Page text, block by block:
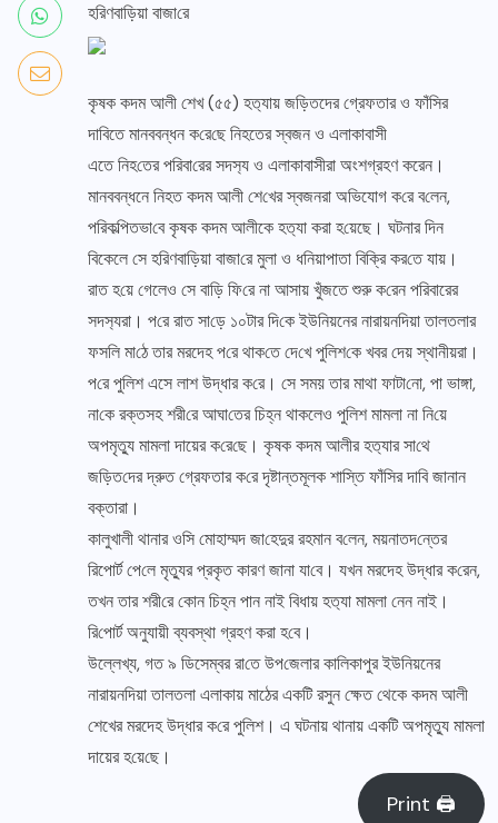
হ‌রিণবা‌ড়িয়া বাজা‌রে
কৃষক কদম আলী শেখ (৫৫) হত‌্যায় জ‌ড়ি‌তদের গ্রেফতার ও ফাঁসির
দাবিতে মানববন্ধন ক‌রে‌ছে নিহতের স্বজন ও এলাকাবাসী
এতে নি‌হ‌তের প‌রিবা‌রে‌র সদস‌্য ও এলাকাবাসীরা অংশগ্রহণ করেন।
মানববন্ধনে নিহত কদম আলী শে‌খের স্বজনরা অভিযোগ ক‌রে ব‌লেন,
প‌রিক‌ল্পিতভা‌বে কৃষক কদম আলীকে হত‌্যা করা হ‌য়েছে। ঘটনার দিন
বিকেলে সে হ‌রিণবা‌ড়িয়া বাজা‌রে মুলা ও ধ‌নিয়াপাতা বিক্রি কর‌তে যায়।
রাত হ‌য়ে গেলেও সে বাড়ি ফি‌রে না আসায় খুঁজতে শুরু ক‌রেন পরিবারের
সদস‌্যরা। প‌রে রাত সা‌ড়ে ১০টার দি‌কে ইউনিয়নের নারায়নদিয়া তালতলার
ফসলি মা‌ঠে তার মরদেহ প‌রে থাক‌তে দে‌খে পু‌লিশ‌কে খবর দেয় স্থানীয়রা।
প‌রে পুলিশ এসে লাশ উদ্ধার ক‌রে। সে সময় তার মাথা ফাটা‌নো, পা ভাঙ্গা,
না‌কে রক্তসহ শরী‌রে আঘা‌তের চিহ্ন থাকলেও পু‌লিশ মামলা না নি‌য়ে
অপমৃত‌্যু মামলা দায়ের ক‌রে‌ছে। কৃষক কদম আলীর হত‌্যার সা‌থে
জ‌ড়িত‌দের দ্রুত গ্রেফতার ক‌রে দৃষ্টান্তমূলক শা‌স্তি ফাঁসির দা‌বি জানান
বক্তারা।
কালুখালী থানার ওসি মোহাম্মদ জা‌হেদুর রহমান ব‌লেন, ময়নাতদ‌ন্তের
রিপোর্ট পে‌লে মৃত‌্যুর প্রকৃত কারণ জানা যা‌বে। যখন মরদেহ উদ্ধার ক‌রেন,
তখন তার শরী‌রে কোন চিহ্ন পান নাই বিধায় হত‌্যা মামলা নেন নাই।
‌রি‌পোর্ট অনুযায়ী ব্যবস্থা গ্রহণ করা হ‌বে।
উল্লেখ্য, গত ৯ ডিসেম্বর রা‌তে উপ‌জেলার কালিকাপুর ইউনিয়নের
নারায়নদিয়া তালতলা এলাকায় মাঠের এক‌টি রসুন ক্ষেত থেকে কদম আলী
শেখের মরদেহ উদ্ধার ক‌রে পুলিশ। এ ঘটনায় থানায় এক‌টি অপমৃত্যু মামলা
দায়ের হ‌য়ে‌ছে।
Print 🖨